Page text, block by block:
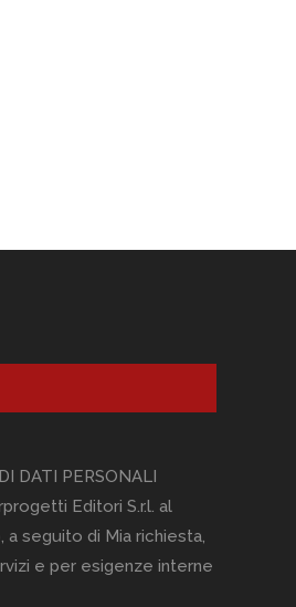
DATI PERSONALI
Editori S.r.l. al
seguito di Mia richiesta,
e per esigenze interne